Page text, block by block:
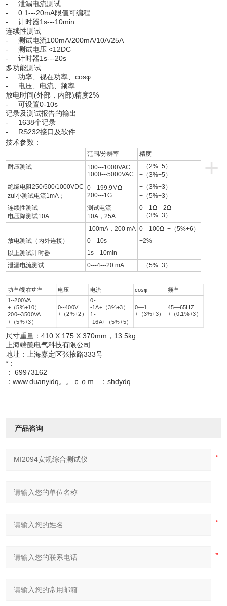
- 泄漏电流测试
- 0.1---20mA限值可编程
- 计时器1s---10min
连续性测试
- 测试电流100mA/200mA/10A/25A
- 测试电压 <12DC
- 计时器1s---20s
多功能测试
- 功率、视在功率、cosφ
- 电压、电流、频率
放电时间(外部，内部)精度2%
- 可设置0-10s
记录及测试报告的输出
- 1638个记录
- RS232接口及软件
技术参数：
+
范围/分辨率
精度
耐压测试
100---1000VAC
1000---5000VAC
+（2%+5）
+（3%+5）
绝缘电阻250/500/1000VDC
zui小测试电流1mA；
0—199.9MΩ
200---1G
+（3%+3）
+（5%+3）
连续性测试
电压降测试10A
测试电流
10A，25A
0---1Ω---2Ω
+（3%+3）
100mA，200 mA 0---100Ω +（5%+6）
放电测试（内外连接）
0---10s
+2%
以上测试计时器
1s---10min
泄漏电流测试
0---4---20 mA +（5%+3）
功率/视在功率 电压 电流 cosφ
频率
1--200VA
+（5%+10）
200--3500VA
+（5%+3）
0--400V
+（2%+2）
0-
-1A+（3%+3）
1-
-16A+（5%+5）
0—1
+（3%+3）
45—65HZ
+（0.1%+3）
尺寸重量：410 X 175 X 370mm，13.5kg
上海端懿电气科技有限公司
地址：上海嘉定区张掖路333号
*：
： 69973162
：www.duanyidq。。ｃｏｍ ：shdydq
产品咨询